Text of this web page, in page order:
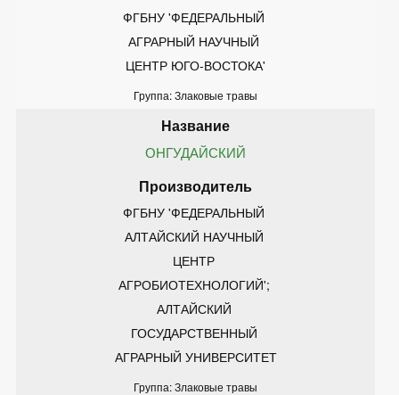
ФГБНУ 'ФЕДЕРАЛЬНЫЙ
АГРАРНЫЙ НАУЧНЫЙ
ЦЕНТР ЮГО-ВОСТОКА'
Группа: Злаковые травы
ОНГУДАЙСКИЙ
ФГБНУ 'ФЕДЕРАЛЬНЫЙ
АЛТАЙСКИЙ НАУЧНЫЙ
ЦЕНТР
АГРОБИОТЕХНОЛОГИЙ';
АЛТАЙСКИЙ
ГОСУДАРСТВЕННЫЙ
АГРАРНЫЙ УНИВЕРСИТЕТ
Группа: Злаковые травы